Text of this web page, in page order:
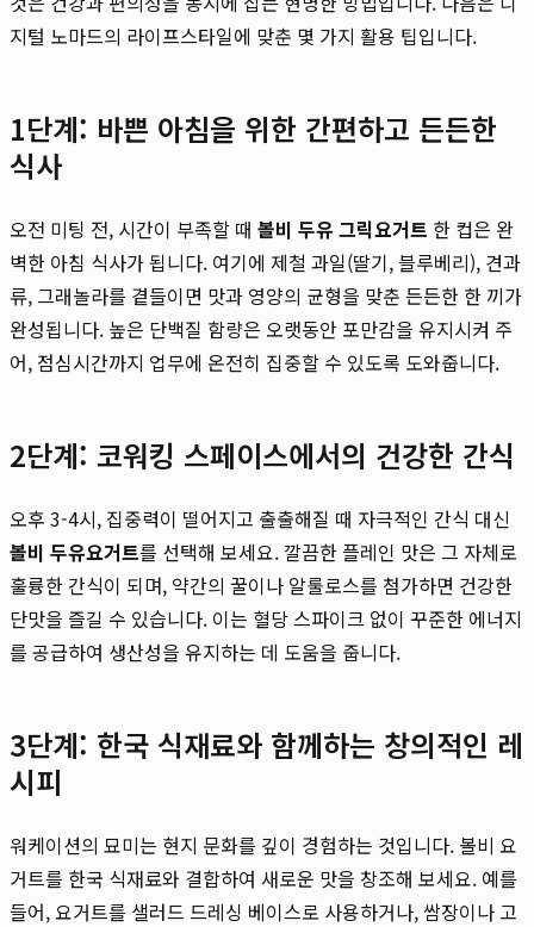
지털 노마드의 라이프스타일에 맞춘 몇 가지 활용 팁입니다.
1단계: 바쁜 아침을 위한 간편하고 든든한
식사
오전 미팅 전, 시간이 부족할 때 볼비 두유 그릭요거트 한 컵은 완
벽한 아침 식사가 됩니다. 여기에 제철 과일(딸기, 블루베리), 견과
류, 그래놀라를 곁들이면 맛과 영양의 균형을 맞춘 든든한 한 끼가
완성됩니다. 높은 단백질 함량은 오랫동안 포만감을 유지시켜 주
어, 점심시간까지 업무에 온전히 집중할 수 있도록 도와줍니다.
2단계: 코워킹 스페이스에서의 건강한 간식
오후 3-4시, 집중력이 떨어지고 출출해질 때 자극적인 간식 대신
볼비 두유요거트를 선택해 보세요. 깔끔한 플레인 맛은 그 자체로
훌륭한 간식이 되며, 약간의 꿀이나 알룰로스를 첨가하면 건강한
단맛을 즐길 수 있습니다. 이는 혈당 스파이크 없이 꾸준한 에너지
를 공급하여 생산성을 유지하는 데 도움을 줍니다.
3단계: 한국 식재료와 함께하는 창의적인 레
시피
워케이션의 묘미는 현지 문화를 깊이 경험하는 것입니다. 볼비 요
거트를 한국 식재료와 결합하여 새로운 맛을 창조해 보세요. 예를
들어, 요거트를 샐러드 드레싱 베이스로 사용하거나, 쌈장이나 고